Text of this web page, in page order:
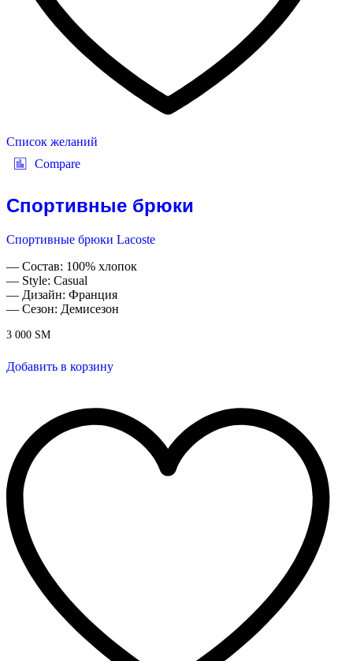
Список желаний
Compare
Спортивные брюки
Спортивные брюки Lacoste
— Состав: 100% хлопок
— Style: Casual
— Дизайн: Франция
— Сезон: Демисезон
3 000 ЅМ
Добавить в корзину